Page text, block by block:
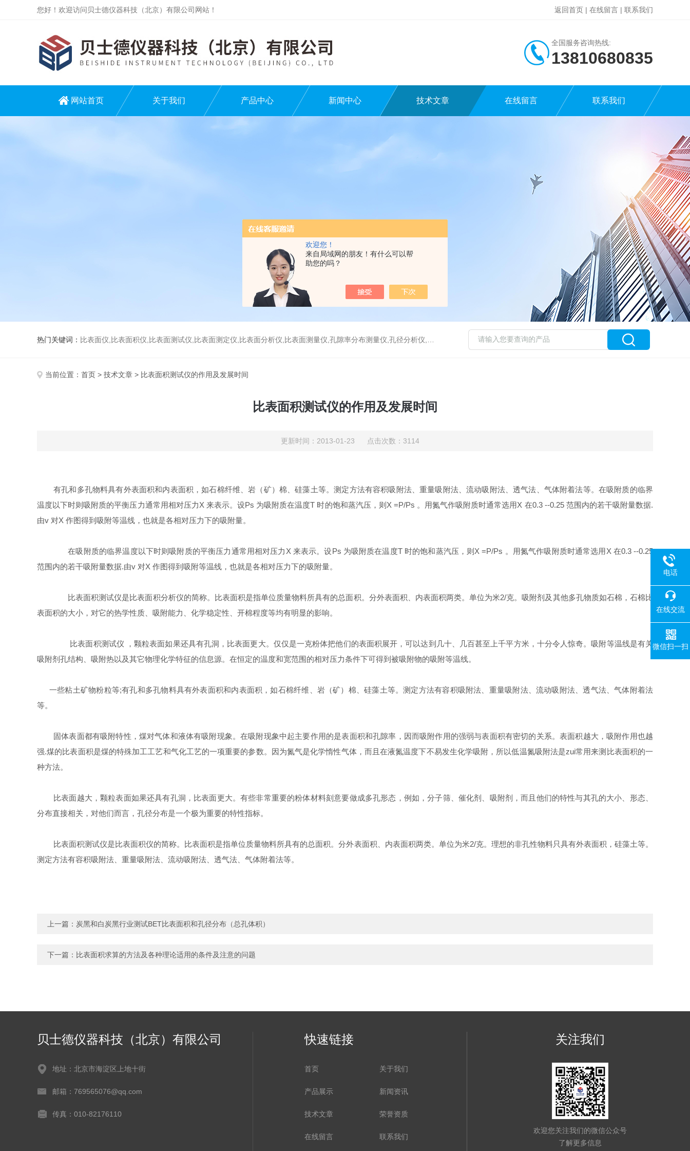
欢迎您！
来自局域网的朋友！有什么可以帮
助您的吗？
您好！欢迎访问贝士德仪器科技（北京）有限公司网站！ 返回首页 | 在线留言 | 联系我们
全国服务咨询热线:
13810680835
网站首页 关于我们 产品中心 新闻中心 技术文章 在线留言 联系我们
热门关键词： 比表面仪,比表面积仪,比表面测试仪,比表面测定仪,比表面分析仪,比表面测量仪,孔隙率分布测量仪,孔径分析仪,孔径测试仪,孔结构分析仪
当前位置： 首页 > 技术文章 > 比表面积测试仪的作用及发展时间
比表面积测试仪的作用及发展时间
更新时间：2013-01-23 点击次数：3114
有孔和多孔物料具有外表面积和内表面积，如石棉纤维、岩 （矿） 棉、硅藻土等。测定方法有容积吸附法、重量吸附法、流动吸附法、透气法、气体附着法等。在吸附质的临界
温度以下时则吸附质的平衡压力通常用相对压力X 来表示。设Ps 为吸附质在温度T 时的饱和蒸汽压，则 X =P/Ps 。用氮气作吸附质时通常选用X 在0.3 --0.25 范围内的若干吸附量数据.
由v 对X 作图得到吸附等温线，也就是各相对压力下的吸附量。
在吸附质的临界温度以下时则吸附质的平衡压力通常用相对压力 X 来表示。设Ps 为吸附质在温度T 时的饱和蒸汽压，则 X =P/Ps 。用氮气作吸附质时通常选用 X 在0.3 --0.25
范围内的若干吸附量数据.由v 对X 作图得到吸附等温线，也就是各相对压力下的吸附量。
比表面积测试仪是比表面积分析仪的简称。比表面积是指单位质量物料所具有的总面积。分外表面积、内表面积两类。单位为米2/克。吸附剂及其他多孔物质如石棉，石棉比
表面积的大小，对它的热学性质、吸附能力、化学稳定性、开棉程度等均有明显的影响。
比表面积测试仪
，颗粒表面如果还具有孔洞，比表面更大。仅仅是一克粉体把他们的表面积展开，可以达到几十、几百甚至上千平方米，十分令人惊奇。吸附等温线是有关
吸附剂孔结构、吸附热以及其它物理化学特征的信息源。在恒定的温度和宽范围的相对压力条件下可得到被吸附物的吸附等温线。
一些粘土矿物粉粒等;有孔和多孔物料具有外表面积和内表面积，如石棉纤维、岩（矿） 棉、硅藻土等。测定方法有容积吸附法、重量吸附法、流动吸附法、透气法、气体附着法
等。
固体表面都有吸附特性，煤对气体和液体有吸附现象。在吸附现象中起主要作用的是表面积和孔隙率，因而吸附作用的强弱与表面积有密切的关系。表面积越大，吸附作用也越
强.煤的比表面积是煤的特殊加工工艺和气化工艺的一项重要的参数。因为氮气是化学惰性气体，而且在液氮温度下不易发生化学吸附，所以低温氮吸附法是zui常用来测比表面积的一
种方法。
比表面越大，颗粒表面如果还具有孔洞，比表面更大。有些非常重要的粉体材料刻意要做成多孔形态，例如，分子筛、催化剂、吸附剂，而且他们的特性与其孔的大小、形态、
分布直接相关，对他们而言，孔径分布是一个极为重要的特性指标。
比表面积测试仪是比表面积仪的简称。比表面积是指单位质量物料所具有的总面积。分外表面积、内表面积两类。单位为米2/克。理想的非孔性物料只具有外表面积，硅藻土等。
测定方法有容积吸附法、重量吸附法、流动吸附法、透气法、气体附着法等。
上一篇： 炭黑和白炭黑行业测试BET比表面积和孔径分布（总孔体积）
下一篇： 比表面积求算的方法及各种理论适用的条件及注意的问题
贝士德仪器科技（北京）有限公司
地址：北京市海淀区上地十街
邮箱：769565076@qq.com
传真：010-82176110
快速链接
首页 关于我们
产品展示 新闻资讯
技术文章 荣誉资质
在线留言 联系我们
关注我们
欢迎您关注我们的微信公众号
了解更多信息
电话
在线交流
微信扫一扫